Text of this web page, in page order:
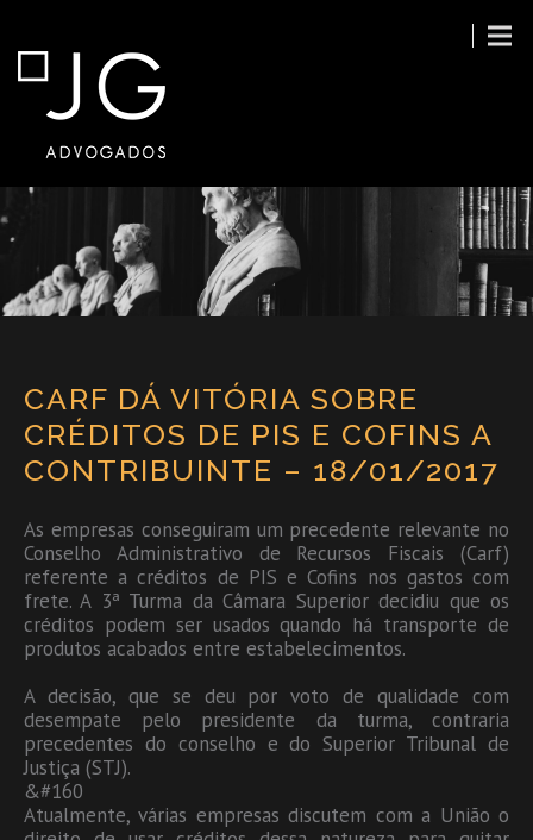
CARF DÁ VITÓRIA SOBRE
CRÉDITOS DE PIS E COFINS A
CONTRIBUINTE – 18/01/2017
As empresas conseguiram um precedente relevante no
Conselho Administrativo de Recursos Fiscais (Carf)
referente a créditos de PIS e Cofins nos gastos com
frete. A 3ª Turma da Câmara Superior decidiu que os
créditos podem ser usados quando há transporte de
produtos acabados entre estabelecimentos.
A decisão, que se deu por voto de qualidade com
desempate pelo presidente da turma, contraria
precedentes do conselho e do Superior Tribunal de
Justiça (STJ).
&#160
Atualmente, várias empresas discutem com a União o